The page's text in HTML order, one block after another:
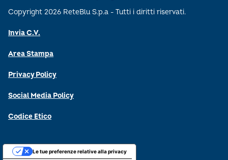
Copyright 2026 ReteBlu S.p.a - Tutti i diritti riservati.
Invia C.V.
Area Stampa
Privacy Policy
Social Media Policy
Codice Etico
Le tue preferenze relative alla privacy